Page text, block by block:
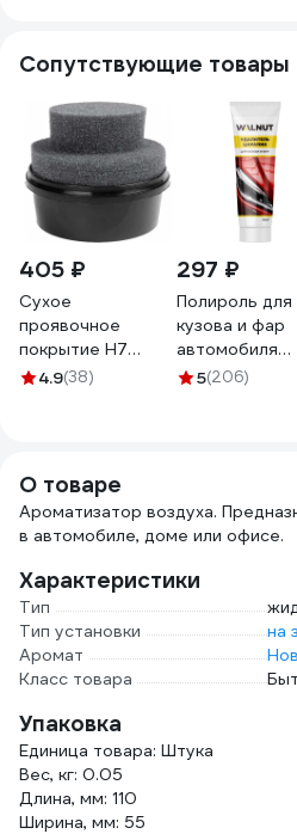
Сопутствующие товары
405 ₽
Сухое
проявочное
покрытие H7
чёрное, 100 г
4.9(38)
297 ₽
Полироль для
кузова и фар
автомобиля
WALNUT 100 г
5(206)
О товаре
Ароматизатор воздуха.
в автомобиле, доме или офисе.
Характеристики
Тип
Тип установки
на
Аромат
Класс товара
Упаковка
Единица товара: Штука
Вес, кг: 0.05
Длина, мм: 110
Ширина, мм: 55